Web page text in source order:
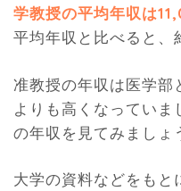
学教授の平均年収は
平均年収と比べると、
准教授の年収は医学部
よりも高くなってい
の年収を見てみましょ
大学の資料などをもと